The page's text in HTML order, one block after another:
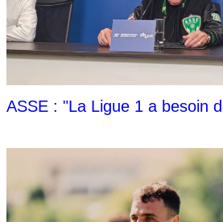
ASSE : "La Ligue 1 a besoin